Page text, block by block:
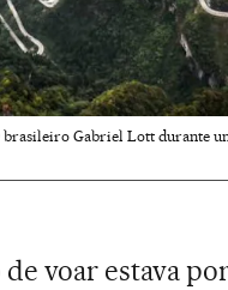
brasileiro Gabriel Lott durante
voar estava